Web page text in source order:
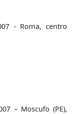
- Roma, centro
– Moscufo (PE),